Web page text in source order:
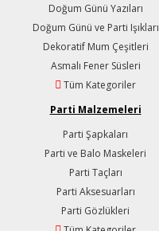
Doğum Günü Yazıları
Doğum Günü ve Parti Işıkları
Dekoratif Mum Çeşitleri
Asmalı Fener Süsleri
Tüm Kategoriler
Parti Malzemeleri
Parti Şapkaları
Parti ve Balo Maskeleri
Parti Taçları
Parti Aksesuarları
Parti Gözlükleri